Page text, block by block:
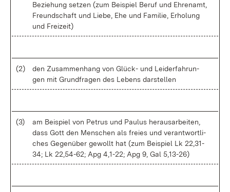
Be­zie­hung set­zen (zum Bei­spiel Be­ruf und Eh­ren­amt,
Freund­schaft und Lie­be, Ehe und Fa­mi­lie, Er­ho­lung
und Frei­zeit)
(2)
den Zu­sam­men­hang von Glück- und Lei­der­fah­run­
gen mit Grund­fra­gen des Le­bens dar­stel­len
(3)
am Bei­spiel von Pe­trus und Pau­lus her­aus­ar­bei­ten,
dass Gott den Men­schen als frei­es und ver­ant­wort­li­
ches Ge­gen­über ge­wollt hat (zum Bei­spiel Lk 22,31-
34; Lk 22,54-62; Apg 4,1-22; Apg 9, Gal 5,13-26)